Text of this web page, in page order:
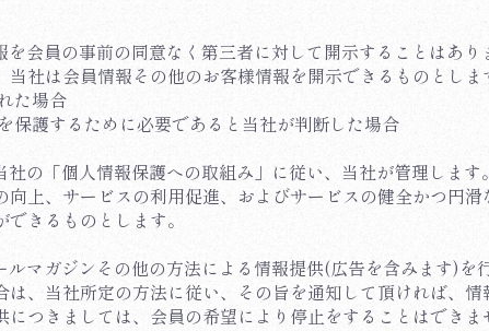
を会員の事前の同意なく第三者に対して開示することはあ
社は会員情報その他のお客様情報を開示できるものとしま
た場合
保護するために必要であると当社が判断した場合
社の「個人情報保護への取組み」に従い、当社が管理しま
上、サービスの利用促進、およびサービスの健全かつ円
きるものとします。
ルマガジンその他の方法による情報提供(広告を含みます)を
は、当社所定の方法に従い、その旨を通知して頂ければ、
つきましては、会員の希望により停止をすることはできま